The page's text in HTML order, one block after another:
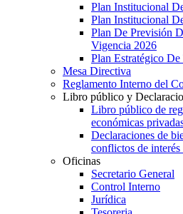
Plan Institucional
Plan Institucional
Plan De Previsión
Vigencia 2026
Plan Estratégico
Mesa Directiva
Reglamento Interno del
Libro público y
Libro público de
económicas
Declaraciones de
conflictos de interés
Oficinas
Secretario General
Control Interno
Jurídica